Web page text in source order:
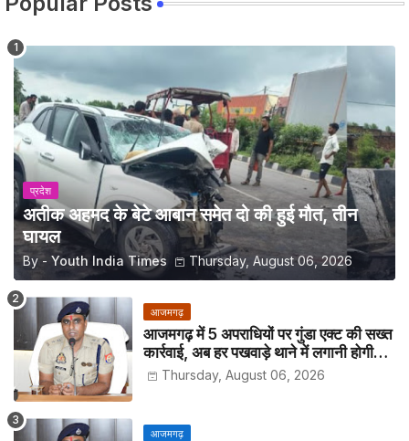
प्रदेश
अतीक अहमद के बेटे आबान समेत दो की हुई मौत, तीन
घायल
By - Youth India Times Thursday, August 06, 2026
आजमगढ़
आजमगढ़ में 5 अपराधियों पर गुंडा एक्ट की सख्त
कार्रवाई, अब हर पखवाड़े थाने में लगानी होगी
हाजिरीThursday, August 06, 2026
आजमगढ़